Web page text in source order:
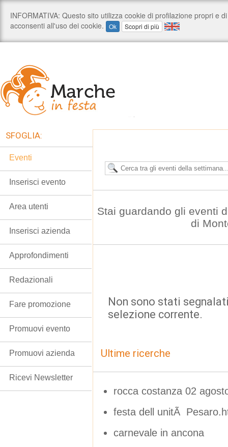
Stai guardando gli eventi
di
Non sono stati
selezione corrente.
Ultime ricerche
rocca costanza 02
festa dell unitÃ
carnevale in ancona
SFOGLIA:
Eventi
Inserisci evento
Area utenti
Inserisci azienda
Approfondimenti
Redazionali
Fare promozione
Promuovi evento
Promuovi azienda
Ricevi Newsletter